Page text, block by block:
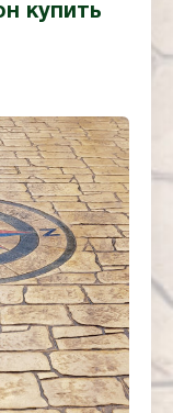
купить